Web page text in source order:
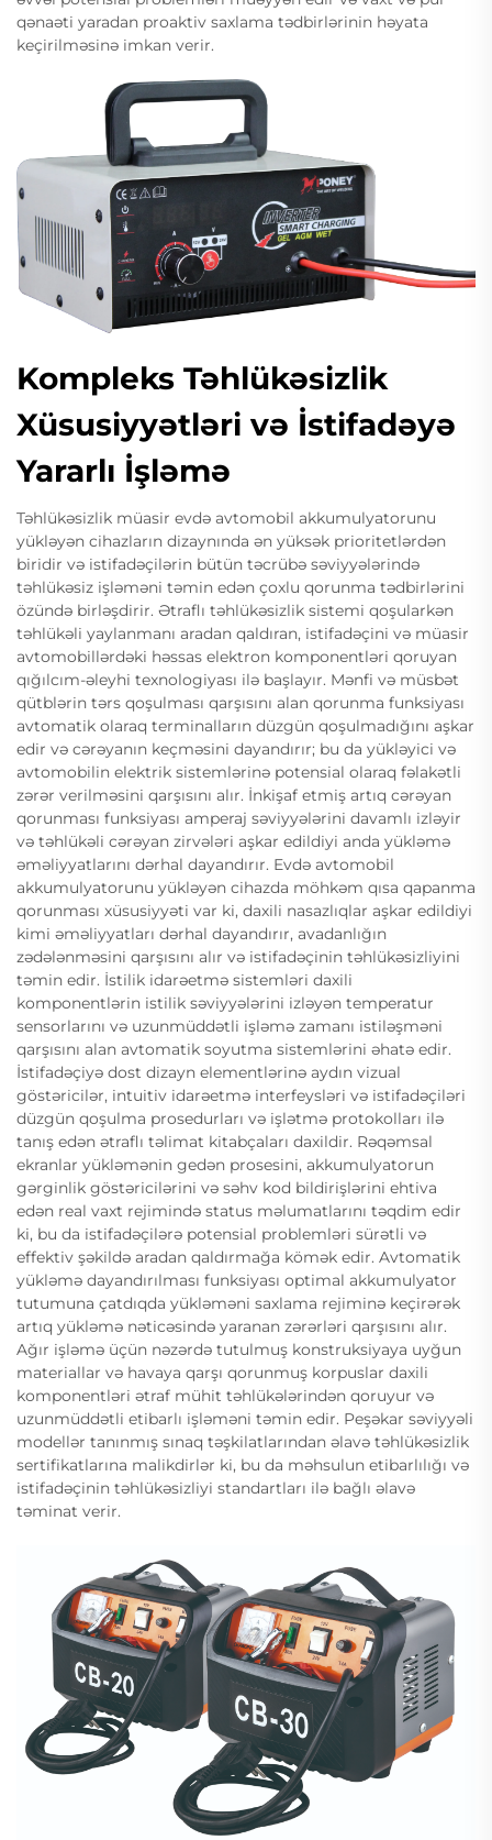
qənaəti yaradan proaktiv saxlama tədbirlərinin həyata
keçirilməsinə imkan verir.
Kompleks Təhlükəsizlik
Xüsusiyyətləri və İstifadəyə
Yararlı İşləmə
Təhlükəsizlik müasir evdə avtomobil akkumulyatorunu
yükləyən cihazların dizaynında ən yüksək prioritetlərdən
biridir və istifadəçilərin bütün təcrübə səviyyələrində
təhlükəsiz işləməni təmin edən çoxlu qorunma tədbirlərini
özündə birləşdirir. Ətraflı təhlükəsizlik sistemi qoşularkən
təhlükəli yaylanmanı aradan qaldıran, istifadəçini və müasir
avtomobillərdəki həssas elektron komponentləri qoruyan
qığılcım-əleyhi texnologiyası ilə başlayır. Mənfi və müsbət
qütblərin tərs qoşulması qarşısını alan qorunma funksiyası
avtomatik olaraq terminalların düzgün qoşulmadığını aşkar
edir və cərəyanın keçməsini dayandırır; bu da yükləyici və
avtomobilin elektrik sistemlərinə potensial olaraq fəlakətli
zərər verilməsini qarşısını alır. İnkişaf etmiş artıq cərəyan
qorunması funksiyası amperaj səviyyələrini davamlı izləyir
və təhlükəli cərəyan zirvələri aşkar edildiyi anda yükləmə
əməliyyatlarını dərhal dayandırır. Evdə avtomobil
akkumulyatorunu yükləyən cihazda möhkəm qısa qapanma
qorunması xüsusiyyəti var ki, daxili nasazlıqlar aşkar edildiyi
kimi əməliyyatları dərhal dayandırır, avadanlığın
zədələnməsini qarşısını alır və istifadəçinin təhlükəsizliyini
təmin edir. İstilik idarəetmə sistemləri daxili
komponentlərin istilik səviyyələrini izləyən temperatur
sensorlarını və uzunmüddətli işləmə zamanı istiləşməni
qarşısını alan avtomatik soyutma sistemlərini əhatə edir.
İstifadəçiyə dost dizayn elementlərinə aydın vizual
göstəricilər, intuitiv idarəetmə interfeysləri və istifadəçiləri
düzgün qoşulma prosedurları və işlətmə protokolları ilə
tanış edən ətraflı təlimat kitabçaları daxildir. Rəqəmsal
ekranlar yükləmənin gedən prosesini, akkumulyatorun
gərginlik göstəricilərini və səhv kod bildirişlərini ehtiva
edən real vaxt rejimində status məlumatlarını təqdim edir
ki, bu da istifadəçilərə potensial problemləri sürətli və
effektiv şəkildə aradan qaldırmağa kömək edir. Avtomatik
yükləmə dayandırılması funksiyası optimal akkumulyator
tutumuna çatdıqda yükləməni saxlama rejiminə keçirərək
artıq yükləmə nəticəsində yaranan zərərləri qarşısını alır.
Ağır işləmə üçün nəzərdə tutulmuş konstruksiyaya uyğun
materiallar və havaya qarşı qorunmuş korpuslar daxili
komponentləri ətraf mühit təhlükələrindən qoruyur və
uzunmüddətli etibarlı işləməni təmin edir. Peşəkar səviyyəli
modellər tanınmış sınaq təşkilatlarından əlavə təhlükəsizlik
sertifikatlarına malikdirlər ki, bu da məhsulun etibarlılığı və
istifadəçinin təhlükəsizliyi standartları ilə bağlı əlavə
təminat verir.